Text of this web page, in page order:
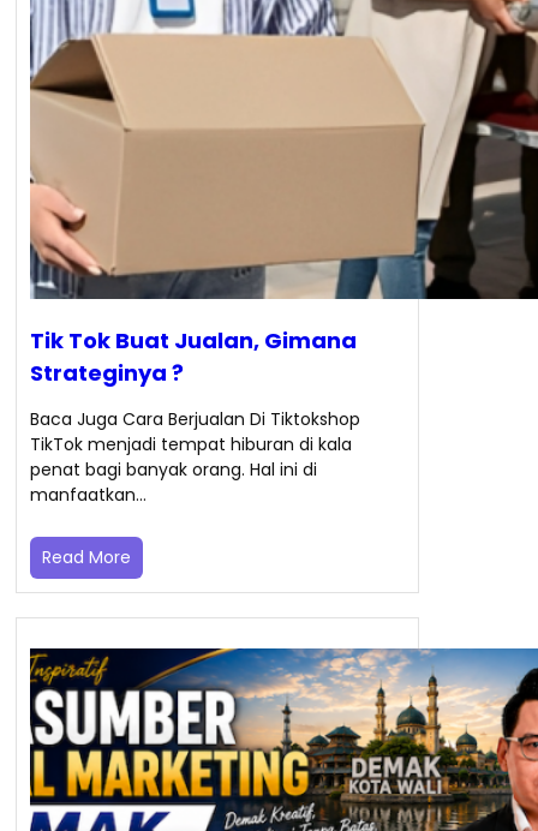
Tik Tok Buat Jualan, Gimana
Strateginya ?
Baca Juga Cara Berjualan Di Tiktokshop
TikTok menjadi tempat hiburan di kala
penat bagi banyak orang. Hal ini di
manfaatkan…
Read More